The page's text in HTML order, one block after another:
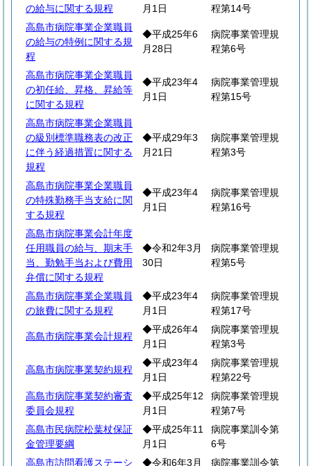
の給与に関する規程
月1日
程第14号
高島市病院事業企業職員
の給与の特例に関する規
程
◆平成25年6
月28日
病院事業管理規
程第6号
高島市病院事業企業職員
の初任給、昇格、昇給等
に関する規程
◆平成23年4
月1日
病院事業管理規
程第15号
高島市病院事業企業職員
の級別標準職務表の改正
に伴う経過措置に関する
規程
◆平成29年3
月21日
病院事業管理規
程第3号
高島市病院事業企業職員
の特殊勤務手当支給に関
する規程
◆平成23年4
月1日
病院事業管理規
程第16号
高島市病院事業会計年度
任用職員の給与、期末手
当、勤勉手当および費用
弁償に関する規程
◆令和2年3月
30日
病院事業管理規
程第5号
高島市病院事業企業職員
の旅費に関する規程
◆平成23年4
月1日
病院事業管理規
程第17号
高島市病院事業会計規程
◆平成26年4
月1日
病院事業管理規
程第3号
高島市病院事業契約規程
◆平成23年4
月1日
病院事業管理規
程第22号
高島市病院事業契約審査
委員会規程
◆平成25年12
月1日
病院事業管理規
程第7号
高島市民病院松葉杖保証
金管理要綱
◆平成25年11
月1日
病院事業訓令第
6号
高島市訪問看護ステーシ
◆令和6年3月
病院事業訓令第